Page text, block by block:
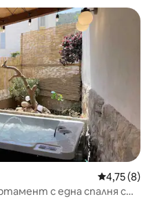
Средна
4,75 (8)
с една спалня с